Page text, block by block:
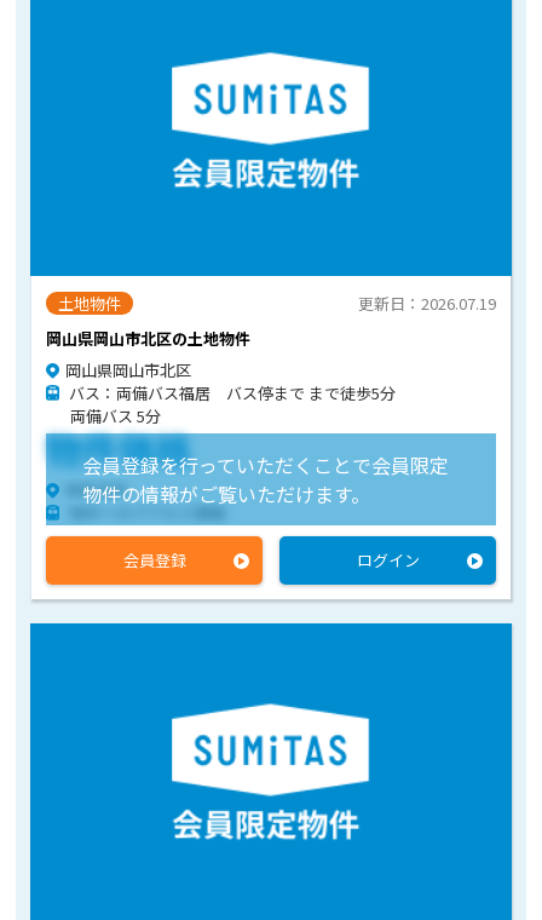
土地物件
岡山県岡山市北区の土地物件
更新日：2026.07.19
岡山県岡山市北区
バス：両備バス福居 バス停まで まで徒歩5分
両備バス 5分
会員登録を行っていただくことで会員限定
物件の情報がご覧いただけます。
物件価格
物件住所
会員登録 ログイン